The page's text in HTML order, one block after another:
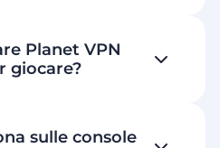
Planet VPN
giocare?
sulle console